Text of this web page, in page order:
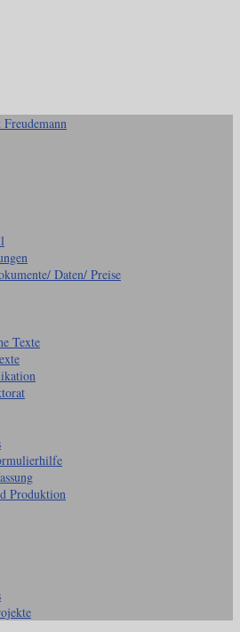
Daten/ Preise
Texte
Produktion